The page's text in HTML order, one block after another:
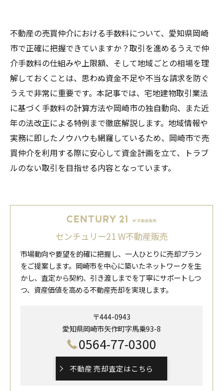
不動産の売買仲介における手数料について、愛知県岡崎
市で正確に把握できていますか？取引を進めるうえで仲
介手数料の仕組みや上限額、そして地域ごとの相場を理
解しておくことは、思わぬ資金不足や不当な請求を防ぐ
うえで非常に重要です。本記事では、宅地建物取引業法
に基づく手数料の計算方法や岡崎市の独自動向、また近
年の法改正による特例まで徹底解説します。地域情報や
実務に即したノウハウも網羅しているため、岡崎市で売
買仲介を利用する際に安心して資金計画を立て、トラブ
ルのない取引を目指せる内容となっています。
センチュリー21 W不動産販売
市場動向や要望を的確に把握し、一人ひとりに売却プラン
をご提案します。岡崎市を中心に築いたネットワークを生
かし、査定から契約、引き渡しまでを丁寧にサポートしつ
つ、資産価値を高める不動産売却を実現します。
〒444-0943
愛知県岡崎市矢作町字馬乗93-8
0564-77-0300
不動産 売却査定はこちら